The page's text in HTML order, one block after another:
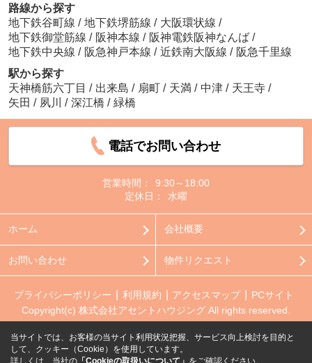
路線から探す
地下鉄谷町線 / 地下鉄堺筋線 / 大阪環状線 /
地下鉄御堂筋線 / 阪神本線 / 阪神電鉄阪神なんば /
地下鉄中央線 / 阪急神戸本線 / 近鉄南大阪線 / 阪急千里線
駅から探す
天神橋筋六丁目 / 出来島 / 扇町 / 天満 / 中津 / 天王寺 /
矢田 / 夙川 / 深江橋 / 緑橋
電話でお問い合わせ
営業時間：
9:30～18:00
定休日：
水曜
ホーム 会社概要
お問い合わせ 物件リクエスト
プライバシーポリシー 利用規約 アクセスマップ
PCサイト
Copyright(c) 株式会社アセントハウジング All rights reserved.
当サイトでは、お客様の当サイト利用状況把握、サービス向上検討を目的と
して、クッキー（Cookie）を使用しています。
詳しくは、当社の 「Cookieの取扱いについて」 をご確認ください。